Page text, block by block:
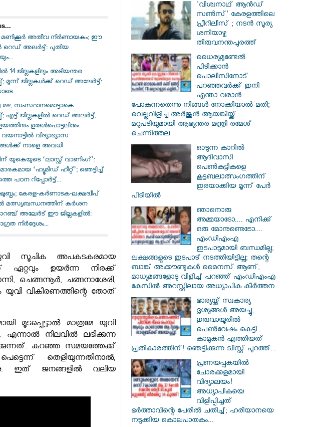
അതീവ നിർണായകം; ഈ
റെഡ് അലർട്ട്: പുതിയ
14 ജില്ലകളിലും അടിയന്തര
മൂന്ന് ജില്ലകൾക്ക് റെഡ് അലേർട്ട്:
മഴ, സംസ്ഥാനമൊട്ടാകെ
എട്ട് ജില്ലകളിൽ റെഡ് അലർട്ട്,
ഉരുൾപൊട്ടലിനും
വിദ്യാഭ്യാസ
നാളെ അവധി
യുകെയുടെ ‘ലാസ്റ്റ് വാണിംഗ്’:
‘ഹ്യൂമിഡ് ഹീറ്റ്’; ഞെട്ടിച്ച്
പഠന റിപ്പോർട്ട്...
കേരള-കർണാടക-ലക്ഷദ്വീപ്
മത്സ്യബന്ധനത്തിന് കർശന
അലേർട് ഈ ജില്ലകളിൽ:
നിർദ്ദേശം...
സൂചിക അപകടകരമായ
ഏറ്റവും ഉയർന്ന നിരക്ക്
ചെങ്ങന്നൂർ, ചങ്ങനാശേരി,
യുവി വികിരണത്തിന്റെ തോത്
മാത്രമേ യുവി
നിലവിൽ ലഭിക്കുന്ന
കുറഞ്ഞ സമയത്തേക്ക്
തെളിയുന്നതിനാൽ,
ഇത് ജനങ്ങളിൽ വലിയ
'വിശ്വനാഥ് ആന്‍ഡ്
സണ്‍സ്' കേരളത്തിലെ
പ്രീറിലീസ് ; നടന്‍ സൂര്യ
ശനിയാഴ്ച
തിരുവനന്തപുരത്ത്
ധൈര്യമുണ്ടേൽ
പിടിക്കാൻ
പൊലീസിനോട്
പറഞ്ഞവർക്ക് ഇനി
എന്താ വരാൻ
പോകുന്നതെന്നു നിങ്ങൾ നോക്കിയാൽ മതി;
വെല്ലുവിളിച്ച അർജുൻ ആയങ്കിയ്ക്ക്
മറുപടിയുമായി ആഭ്യന്തര മന്ത്രി രമേശ്
ചെന്നിത്തല
ഓടുന്ന കാറില്‍
ആദിവാസി
പെണ്‍കുട്ടികളെ
കൂട്ടബലാത്സംഗത്തിന്
ഇരയാക്കിയ മൂന്ന് പേര്‍
പിടിയില്‍
ഞാനൊരു
അമ്മയാടോ.... എനിക്ക്
ഒരു മോനുണ്ടെടോ....
എംഡിഎംഎ
ഇടപാടുമായി ബന്ധമില്ല;
ലക്ഷങ്ങളുടെ ഇടപാട് നടത്തിയിട്ടില്ല; തന്റെ
ബാങ്ക് അക്കൗണ്ടുകൾ മൈനസ് ആണ്;
മാധ്യമങ്ങളോടു വിളിച്ച് പറഞ്ഞ് എംഡിഎംഎ
കേസിൽ അറസ്റ്റിലായ അധ്യാപിക കീർത്തന
ഭാര്യയ്ക്ക് സ്വകാര്യ
ദൃശ്യങ്ങൾ അയച്ചു;
ഗുരുവായൂരിൽ
പെൺവേഷം കെട്ടി
കാമുകൻ എത്തിയത്
പ്രതികാരത്തിന്! ഞെട്ടിക്കുന്ന ട്വിസ്റ്റ് പുറത്ത്...
പ്രണയപ്പകയിൽ
ചോരക്കളമായി
വിദ്യാലയം!
അധ്യാപികയെ
വിളിപ്പിച്ചത്
ഭർത്താവിന്റെ പേരിൽ ചതിച്ച്; ഹരിയാനയെ
നടുക്കിയ കൊലപാതകം...